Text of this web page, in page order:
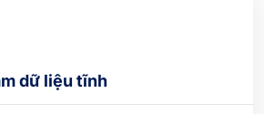
dữ liệu tĩnh